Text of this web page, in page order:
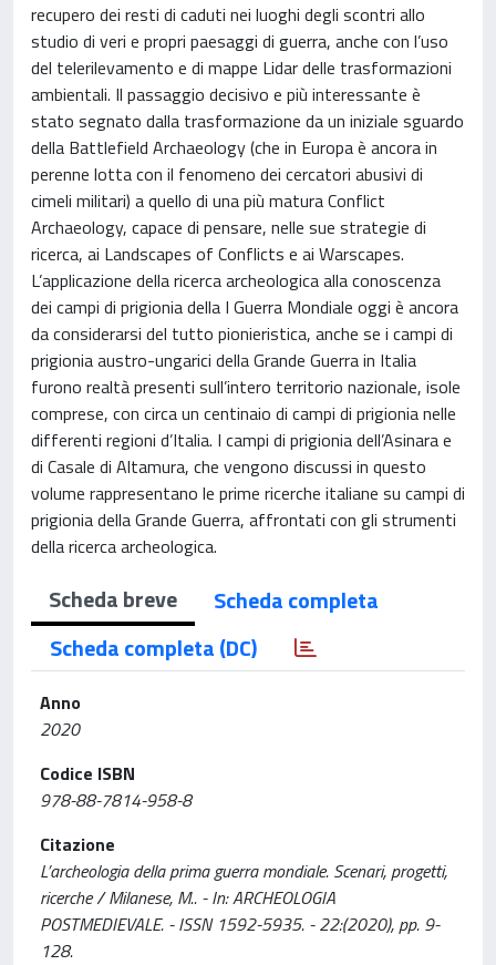
recupero dei resti di caduti nei luoghi degli scontri allo
studio di veri e propri paesaggi di guerra, anche con l’uso
del telerilevamento e di mappe Lidar delle trasformazioni
ambientali. Il passaggio decisivo e più interessante è
stato segnato dalla trasformazione da un iniziale sguardo
della Battlefield Archaeology (che in Europa è ancora in
perenne lotta con il fenomeno dei cercatori abusivi di
cimeli militari) a quello di una più matura Conflict
Archaeology, capace di pensare, nelle sue strategie di
ricerca, ai Landscapes of Conflicts e ai Warscapes.
L’applicazione della ricerca archeologica alla conoscenza
dei campi di prigionia della I Guerra Mondiale oggi è ancora
da considerarsi del tutto pionieristica, anche se i campi di
prigionia austro-ungarici della Grande Guerra in Italia
furono realtà presenti sull’intero territorio nazionale, isole
comprese, con circa un centinaio di campi di prigionia nelle
differenti regioni d’Italia. I campi di prigionia dell’Asinara e
di Casale di Altamura, che vengono discussi in questo
volume rappresentano le prime ricerche italiane su campi di
prigionia della Grande Guerra, affrontati con gli strumenti
della ricerca archeologica.
Scheda breve
Scheda completa
Scheda completa (DC)
Anno
2020
Codice ISBN
978-88-7814-958-8
Citazione
L’archeologia della prima guerra mondiale. Scenari, progetti,
ricerche / Milanese, M.. - In: ARCHEOLOGIA
POSTMEDIEVALE. - ISSN 1592-5935. - 22:(2020), pp. 9-
128.